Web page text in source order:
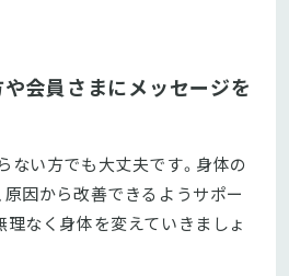
会員さまにメッセージを
ない方でも大丈夫です。身体の
原因から改善できるようサポー
理なく身体を変えていきましょ